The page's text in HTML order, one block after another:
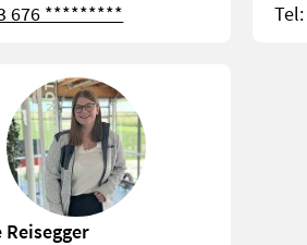
676 *********
Tel:
Reisegger